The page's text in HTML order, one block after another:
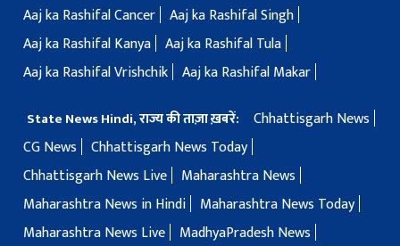
Aaj ka Rashifal Cancer Aaj ka Rashifal Singh
Aaj ka Rashifal Kanya Aaj ka Rashifal Tula
Aaj ka Rashifal Vrishchik Aaj ka Rashifal Makar
State News Hindi, राज्य की ताज़ा ख़बरें:
Chhattisgarh News
CG News
Chhattisgarh News Today
Chhattisgarh News Live
Maharashtra News
Maharashtra News in Hindi
Maharashtra News Today
Maharashtra News Live
MadhyaPradesh News